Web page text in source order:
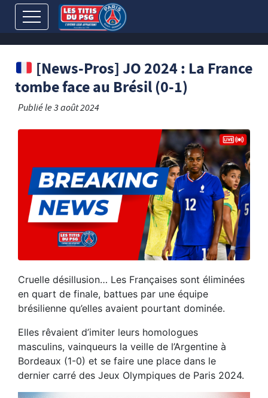
[News-Pros] JO 2024 : La France
tombe face au Brésil (0-1)
Publié le3 août 2024
Cruelle désillusion… Les Françaises sont éliminées
en quart de finale, battues par une équipe
brésilienne qu’elles avaient pourtant dominée.
Elles rêvaient d’imiter leurs homologues
masculins, vainqueurs la veille de l’Argentine à
Bordeaux (1-0) et se faire une place dans le
dernier carré des Jeux Olympiques de Paris 2024.